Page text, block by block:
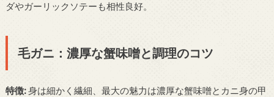
ダやガーリックソテーも相性良好。
毛ガニ：濃厚な蟹味噌と調理のコツ
特徴:身は細かく繊細、最大の魅力は濃厚な蟹味噌とカニ身の甲